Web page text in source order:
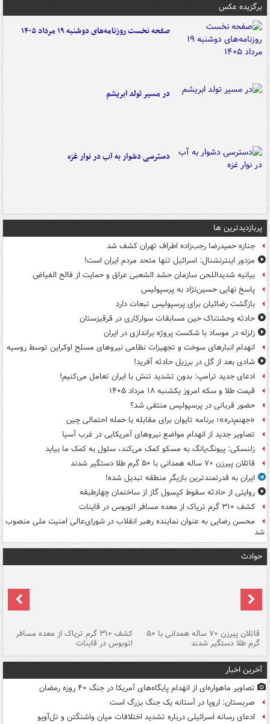
برگزیده عکس
صفحه نخست روزنامه‌های دوشنبه ۱۹ مرداد ۱۴۰۵
در مسیر تولد ابریشم
دسترسی دشوار به آب در نوار غزه
پربازدیدترین ها
جنازه حمیدرضا رجب‌زاده اطراف تهران کشف شد
مزدور اینترنشنال: اسرائیل تنها متحد مردم ایران است!
بیانیه شدیداللحن سازمان حشد الشعبی عراق و حمایت از فالح الفیاض
پاسخ نهایی حسین‌نژاد به پرسپولیس
بازگشت رضائیان برای پرسپولیس تبعات دارد
حادثه وحشتناک حین مسابقات سوارکاری در قرقیزستان
زلزله در موساد با شکست پروژه براندازی در ایران
انهدام انبارهای سوخت و تجهیزات نظامی نیروهای مسلح اوکراین توسط روسیه
شادی بعد از گل در برزیل حادثه آفرید!
ادعای جدید ترامپ: بدون تشدید تنش با ایران تعامل می‌کنیم!
قیمت طلا و سکه امروز یکشنبه ۱۸ مرداد ۱۴۰۵
حضور قربانی در پرسپولیس منتفی شد؟
«جهنم‌دره»؛ برنامه تایوان برای مقابله با حمله احتمالی چین
تصاویر جدید از انهدام مواضع نیروهای آمریکایی در غرب آسیا
زلنسکی: پیونگ‌یانگ به مسکو کمک می‌کند، سئول به کمک ما بیاید
قاتلان پیرزن ۷۰ ساله همدانی با ۵۰ گرم طلا دستگیر شدند
ایران به قدرتمندترین بازیگرِ منطقه تبدیل شده!
روایتی از حادثه سقوط کپسول گاز از ساختمان چهارطبقه
کشف ۳۱۰ گرم تریاک از معده مسافر اتوبوس در قاینات
محسن رضایی به عنوان نماینده رهبر انقلاب در شورای‌عالی امنیت ملی منصوب
شد
حوادث
قاتلان پیرزن ۷۰ ساله همدانی با ۵۰
گرم طلا دستگیر شدند
کشف ۳۱۰ گرم تریاک از معده مسافر
اتوبوس در قاینات
آخرین اخبار
تصاویر ماهواره‌ای از انهدام پایگاه‌های آمریکا در جنگ ۴۰ روزه رمضان
صربستان: اروپا در آستانه یک جنگ بزرگ است
ادعای رسانه اسرائیلی درباره تشدید اختلافات میان واشنگتن و تل‌آویو